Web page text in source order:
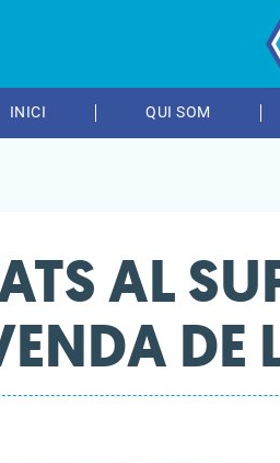
INICI QUI SOM
AL
DE